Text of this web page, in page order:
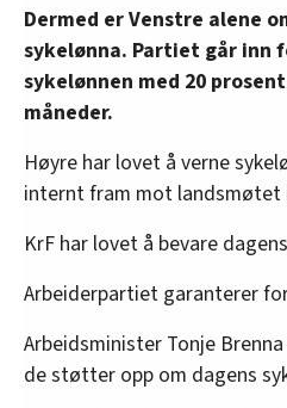
Dermed er Venstre alene
sykelønna. Partiet går inn
sykelønnen med 20
måneder.
Høyre har lovet å verne
internt fram mot landsmøtet
KrF har lovet å bevare
Arbeiderpartiet garanterer
Arbeidsminister Tonje
de støtter opp om dagens